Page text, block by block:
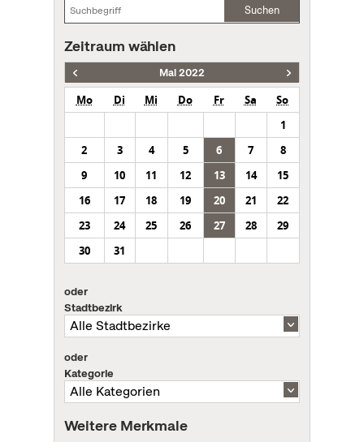
Suchen
Zeitraum wählen
Mai 2022
Mo Di Mi Do Fr Sa
So
1
2
3 4 5 6 7
8
9
10 11 12 13 14
15
16
17 18 19 20 21
22
23
24 25 26 27 28
29
30
31
oder
Stadtbezirk
oder
Kategorie
Weitere Merkmale